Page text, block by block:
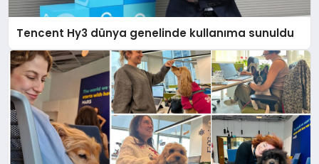
Tencent Hy3 dünya genelinde kullanıma sunuldu